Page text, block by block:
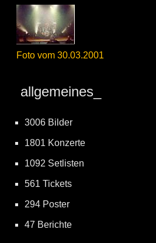
Foto vom 30.03.2001
allgemeines_
3006 Bilder
1801 Konzerte
1092 Setlisten
561 Tickets
294 Poster
47 Berichte